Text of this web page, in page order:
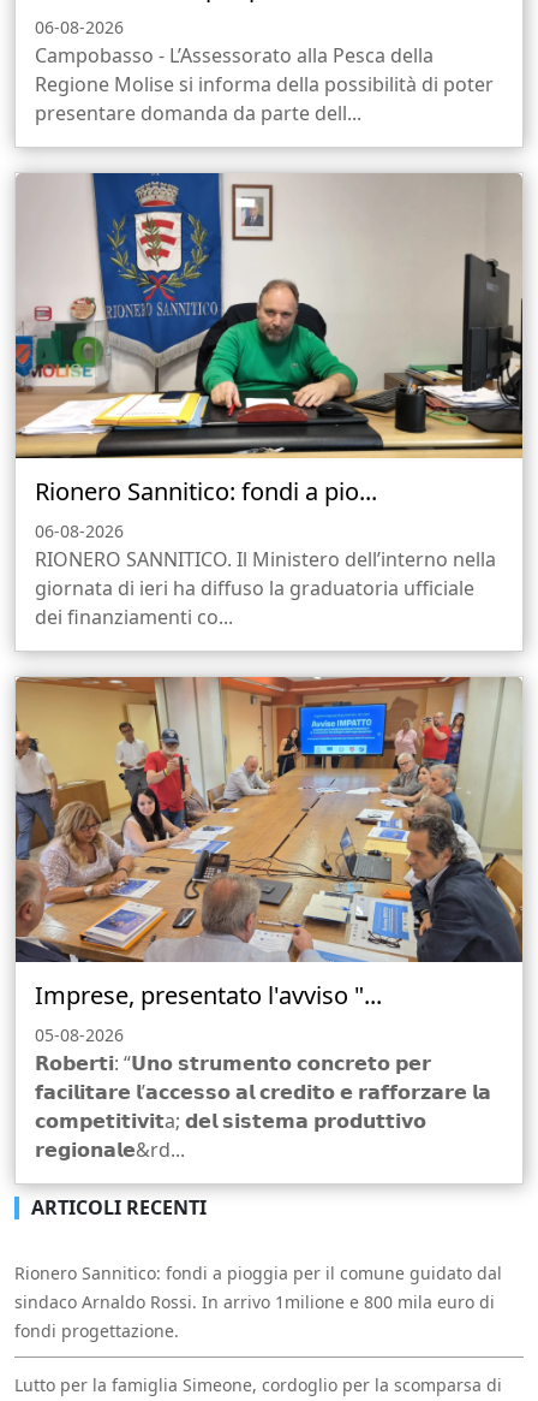
06-08-2026
Campobasso - L’Assessorato alla Pesca della
Regione Molise si informa della possibilità di poter
presentare domanda da parte dell...
Rionero Sannitico: fondi a pio...
06-08-2026
RIONERO SANNITICO. Il Ministero dell’interno nella
giornata di ieri ha diffuso la graduatoria ufficiale
dei finanziamenti co...
Imprese, presentato l'avviso "...
05-08-2026
𝗥𝗼𝗯𝗲𝗿𝘁𝗶: “𝗨𝗻𝗼 𝘀𝘁𝗿𝘂𝗺𝗲𝗻𝘁𝗼 𝗰𝗼𝗻𝗰𝗿𝗲𝘁𝗼 𝗽𝗲𝗿
𝗳𝗮𝗰𝗶𝗹𝗶𝘁𝗮𝗿𝗲 𝗹’𝗮𝗰𝗰𝗲𝘀𝘀𝗼 𝗮𝗹 𝗰𝗿𝗲𝗱𝗶𝘁𝗼 𝗲 𝗿𝗮𝗳𝗳𝗼𝗿𝘇𝗮𝗿𝗲 𝗹𝗮
𝗰𝗼𝗺𝗽𝗲𝘁𝗶𝘁𝗶𝘃𝗶𝘁a; 𝗱𝗲𝗹 𝘀𝗶𝘀𝘁𝗲𝗺𝗮 𝗽𝗿𝗼𝗱𝘂𝘁𝘁𝗶𝘃𝗼
𝗿𝗲𝗴𝗶𝗼𝗻𝗮𝗹𝗲&rd...
ARTICOLI RECENTI
Rionero Sannitico: fondi a pioggia per il comune guidato dal
sindaco Arnaldo Rossi. In arrivo 1milione e 800 mila euro di
fondi progettazione.
Lutto per la famiglia Simeone, cordoglio per la scomparsa di